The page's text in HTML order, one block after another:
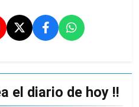
el diario de hoy !!